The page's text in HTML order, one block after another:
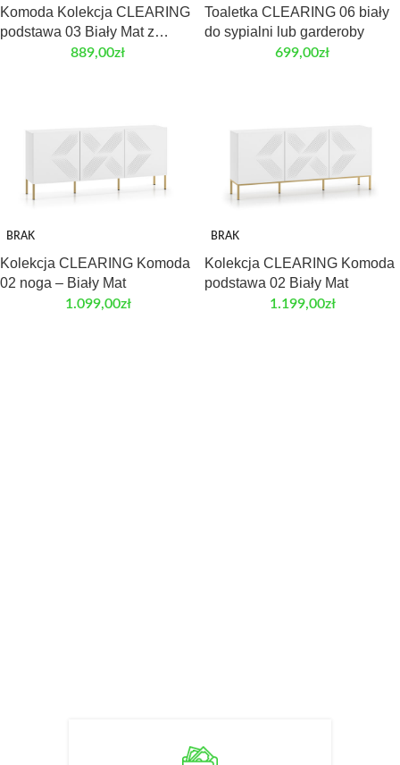
Komoda Kolekcja CLEARING
podstawa 03 Biały Mat z
drzwiami do salonu
889,00zł
Toaletka CLEARING 06 biały
do sypialni lub garderoby
699,00zł
BRAK
Kolekcja CLEARING Komoda
02 noga – Biały Mat
1.099,00zł
BRAK
Kolekcja CLEARING Komoda
podstawa 02 Biały Mat
1.199,00zł